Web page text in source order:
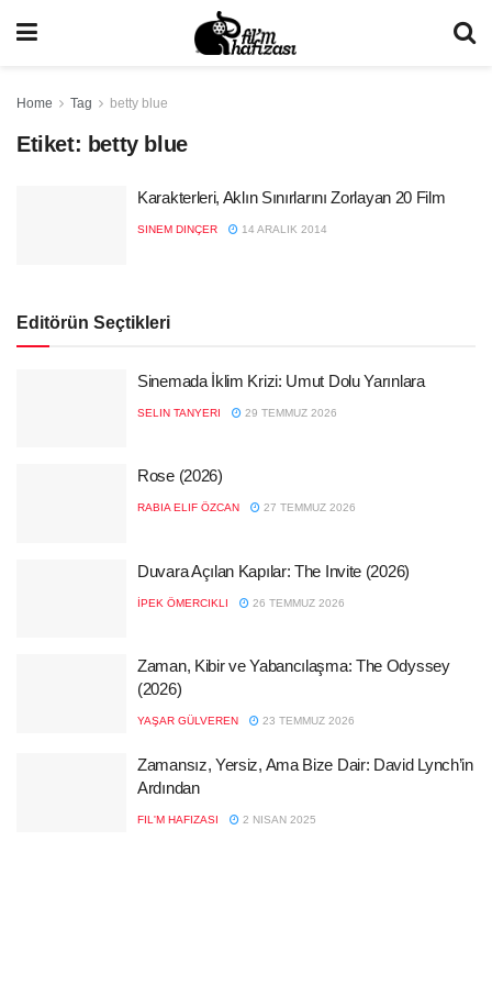
Home Tag betty blue
Etiket: betty blue
Karakterleri, Aklın Sınırlarını Zorlayan 20 Film
SINEM DINÇER 14 ARALIK 2014
Editörün Seçtikleri
Sinemada İklim Krizi: Umut Dolu Yarınlara
SELIN TANYERI 29 TEMMUZ 2026
Rose (2026)
RABIA ELIF ÖZCAN 27 TEMMUZ 2026
Duvara Açılan Kapılar: The Invite (2026)
İPEK ÖMERCIKLI 26 TEMMUZ 2026
Zaman, Kibir ve Yabancılaşma: The Odyssey
(2026)
YAŞAR GÜLVEREN 23 TEMMUZ 2026
Zamansız, Yersiz, Ama Bize Dair: David Lynch’in
Ardından
FIL'M HAFIZASI 2 NISAN 2025